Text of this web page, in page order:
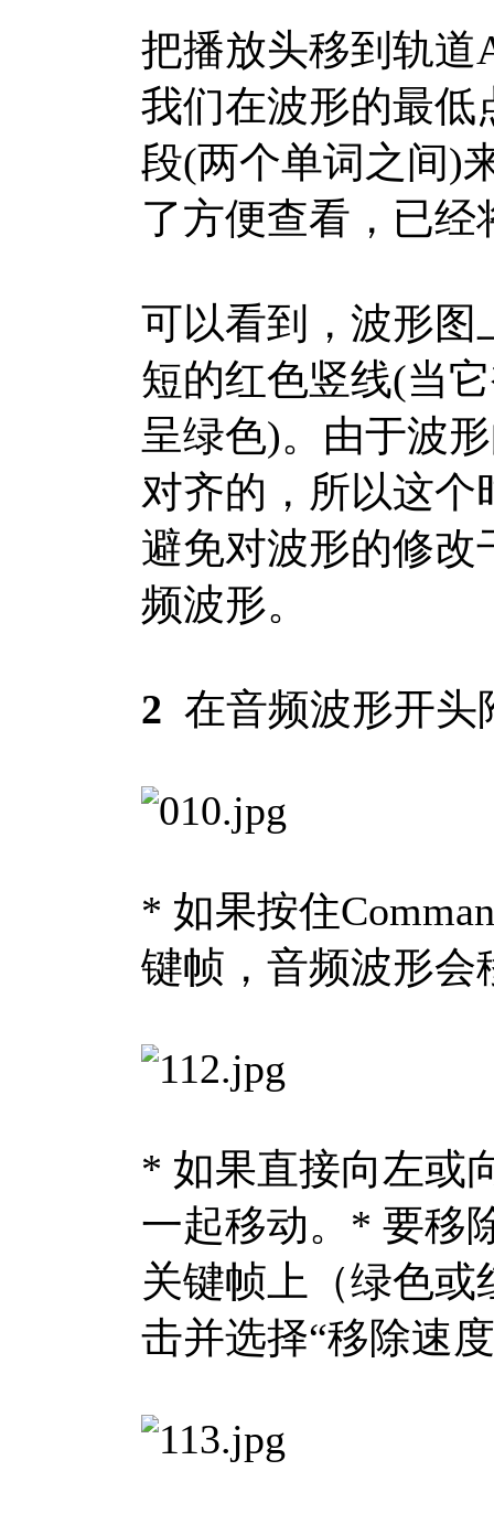
把播放头移到轨道
我们在波形的最低
段(两个单词之间)
了方便查看，已
可以看到，波形图
短的红色竖线(当
呈绿色)。由于波
对齐的，所以这
避免对波形的修改
频波形。
2 在音频波形开头
* 如果按住
键帧，音频波形会
* 如果直接向左或
一起移动。* 要移
关键帧上（绿色
击并选择“移除速